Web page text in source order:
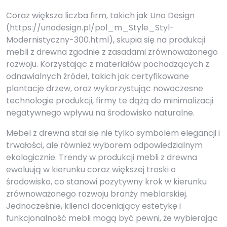
Coraz większa liczba firm, takich jak Uno Design
(https://unodesign.pl/pol_m_Style_Styl-
Modernistyczny-300.html), skupia się na produkcji
mebli z drewna zgodnie z zasadami zrównoważonego
rozwoju. Korzystając z materiałów pochodzących z
odnawialnych źródeł, takich jak certyfikowane
plantacje drzew, oraz wykorzystując nowoczesne
technologie produkcji, firmy te dążą do minimalizacji
negatywnego wpływu na środowisko naturalne.
Mebel z drewna stał się nie tylko symbolem elegancji i
trwałości, ale również wyborem odpowiedzialnym
ekologicznie. Trendy w produkcji mebli z drewna
ewoluują w kierunku coraz większej troski o
środowisko, co stanowi pozytywny krok w kierunku
zrównoważonego rozwoju branży meblarskiej.
Jednocześnie, klienci doceniający estetykę i
funkcjonalność mebli mogą być pewni, że wybierając